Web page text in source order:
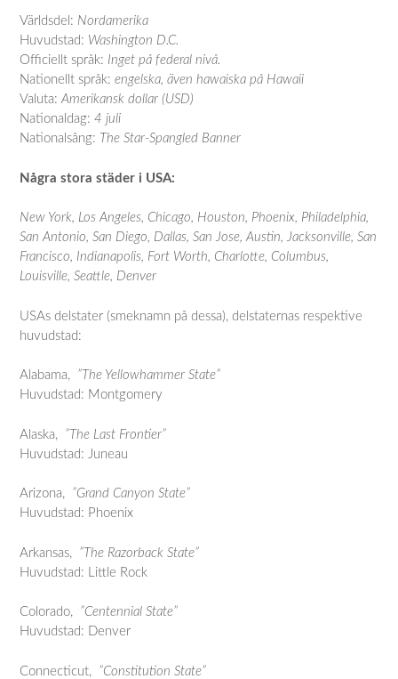
Världsdel: Nordamerika
Huvudstad: Washington D.C.
Officiellt språk: Inget på federal nivå.
Nationellt språk: engelska, även hawaiska på Hawaii
Valuta: Amerikansk dollar (USD)
Nationaldag: 4 juli
Nationalsång: The Star-Spangled Banner
Några stora städer i USA:
New York, Los Angeles, Chicago, Houston, Phoenix, Philadelphia,
San Antonio, San Diego, Dallas, San Jose, Austin, Jacksonville, San
Francisco, Indianapolis, Fort Worth, Charlotte, Columbus,
Louisville, Seattle, Denver
USAs delstater (smeknamn på dessa), delstaternas respektive
huvudstad:
Alabama, ”The Yellowhammer State”
Huvudstad: Montgomery
Alaska, ”The Last Frontier”
Huvudstad: Juneau
Arizona, ”Grand Canyon State”
Huvudstad: Phoenix
Arkansas, ”The Razorback State”
Huvudstad: Little Rock
Colorado, ”Centennial State”
Huvudstad: Denver
Connecticut, ”Constitution State”